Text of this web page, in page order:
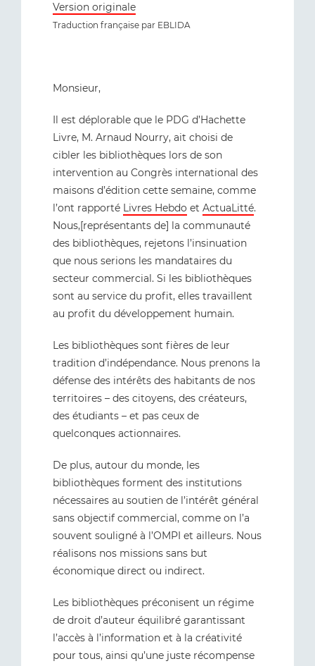
Version originale
Traduction française par EBLIDA
Monsieur,
Il est déplorable que le PDG d’Hachette
Livre, M. Arnaud Nourry, ait choisi de
cibler les bibliothèques lors de son
intervention au Congrès international des
maisons d’édition cette semaine, comme
l’ont rapporté Livres Hebdo et ActuaLitté.
Nous,[représentants de] la communauté
des bibliothèques, rejetons l’insinuation
que nous serions les mandataires du
secteur commercial. Si les bibliothèques
sont au service du profit, elles travaillent
au profit du développement humain.
Les bibliothèques sont fières de leur
tradition d’indépendance. Nous prenons la
défense des intérêts des habitants de nos
territoires – des citoyens, des créateurs,
des étudiants – et pas ceux de
quelconques actionnaires.
De plus, autour du monde, les
bibliothèques forment des institutions
nécessaires au soutien de l’intérêt général
sans objectif commercial, comme on l’a
souvent souligné à l’OMPI et ailleurs. Nous
réalisons nos missions sans but
économique direct ou indirect.
Les bibliothèques préconisent un régime
de droit d’auteur équilibré garantissant
l’accès à l’information et à la créativité
pour tous, ainsi qu’une juste récompense